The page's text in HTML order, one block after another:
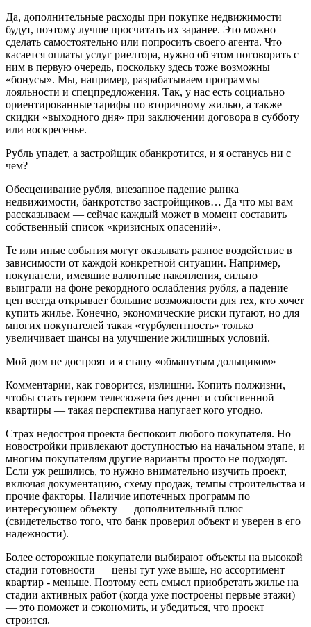
Да, дополнительные расходы при покупке недвижимости
будут, поэтому лучше просчитать их заранее. Это можно
сделать самостоятельно или попросить своего агента. Что
касается оплаты услуг риелтора, нужно об этом поговорить с
ним в первую очередь, поскольку здесь тоже возможны
«бонусы». Мы, например, разрабатываем программы
лояльности и спецпредложения. Так, у нас есть социально
ориентированные тарифы по вторичному жилью, а также
скидки «выходного дня» при заключении договора в субботу
или воскресенье.
Рубль упадет, а застройщик обанкротится, и я останусь ни с
чем?
Обесценивание рубля, внезапное падение рынка
недвижимости, банкротство застройщиков… Да что мы вам
рассказываем — сейчас каждый может в момент составить
собственный список «кризисных опасений».
Те или иные события могут оказывать разное воздействие в
зависимости от каждой конкретной ситуации. Например,
покупатели, имевшие валютные накопления, сильно
выиграли на фоне рекордного ослабления рубля, а падение
цен всегда открывает большие возможности для тех, кто хочет
купить жилье. Конечно, экономические риски пугают, но для
многих покупателей такая «турбулентность» только
увеличивает шансы на улучшение жилищных условий.
Мой дом не достроят и я стану «обманутым дольщиком»
Комментарии, как говорится, излишни. Копить полжизни,
чтобы стать героем телесюжета без денег и собственной
квартиры — такая перспектива напугает кого угодно.
Страх недостроя проекта беспокоит любого покупателя. Но
новостройки привлекают доступностью на начальном этапе, и
многим покупателям другие варианты просто не подходят.
Если уж решились, то нужно внимательно изучить проект,
включая документацию, схему продаж, темпы строительства и
прочие факторы. Наличие ипотечных программ по
интересующем объекту — дополнительный плюс
(свидетельство того, что банк проверил объект и уверен в его
надежности).
Более осторожные покупатели выбирают объекты на высокой
стадии готовности — цены тут уже выше, но ассортимент
квартир - меньше. Поэтому есть смысл приобретать жилье на
стадии активных работ (когда уже построены первые этажи)
— это поможет и сэкономить, и убедиться, что проект
строится.